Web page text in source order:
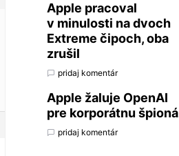
Apple pracoval
v minulosti na dvoch
Extreme čipoch, oba
zrušil
pridaj komentár
Apple žaluje OpenAI
pre korporátnu
pridaj komentár